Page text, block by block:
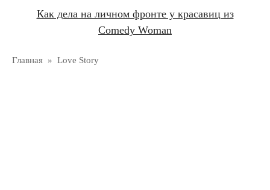
Как дела на личном фронте у красавиц из
Comedy Woman
Главная » Love Story